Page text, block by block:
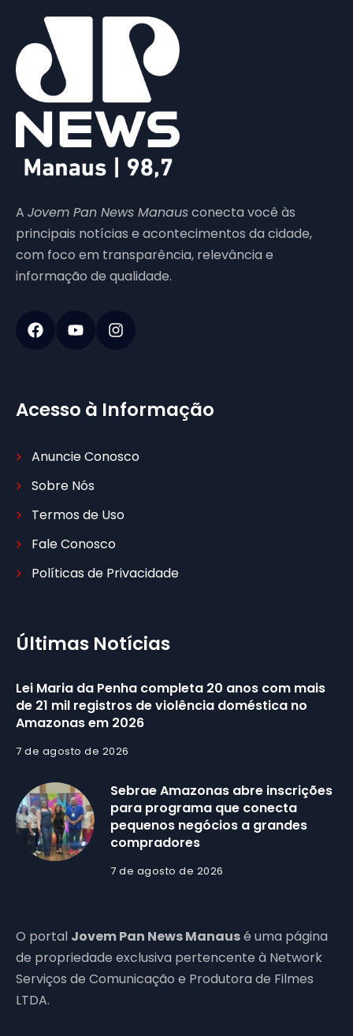
A Jovem Pan News Manausconecta você às
principais notícias e acontecimentos da cidade,
com foco em transparência, relevância e
informação de qualidade.
Acesso à Informação
Anuncie Conosco
Sobre Nós
Termos de Uso
Fale Conosco
Políticas de Privacidade
Últimas Notícias
Lei Maria da Penha completa 20 anos com mais
de 21 mil registros de violência doméstica no
Amazonas em 2026
7 de agosto de 2026
Sebrae Amazonas abre inscrições
para programa que conecta
pequenos negócios a grandes
compradores
7 de agosto de 2026
O portal Jovem Pan News Manausé uma página
de propriedade exclusiva pertencente à Network
Serviços de Comunicação e Produtora de Filmes
LTDA.